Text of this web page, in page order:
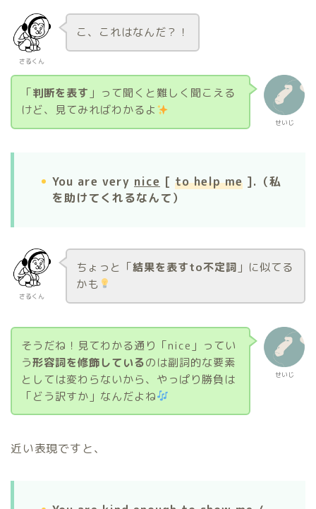
さるくん
こ、これはなんだ？！
せいじ
「判断を表す 」って聞くと難しく聞こえる
けど、見てみればわかるよ
You are very nice [ to help me ].（私
を助けてくれるなんて）
さるくん
ちょっと「結果を表すto不定詞 」に似てる
かも
せいじ
そうだね！見てわかる通り「nice」ってい
う形容詞を修飾しているのは副詞的な要素
としては変わらないから、やっぱり勝負は
「どう訳すか」なんだよね
近い表現ですと、